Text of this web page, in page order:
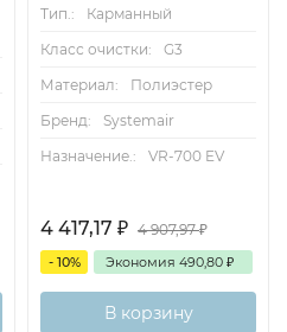
Тип.:
Карманный
Класс очистки:
G3
Материал:
Полиэстер
Бренд:
Systemair
Назначение.:
VR-700 EV
4 417,17 ₽ 4 907,97₽
- 10% Экономия 490,80 ₽
В корзину